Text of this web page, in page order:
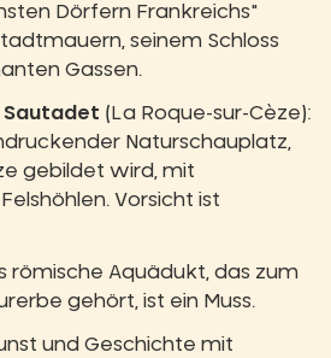
Dörfern Frankreichs"
seinem Schloss
Gassen.
Sautadet (La Roque-sur-Cèze):
Naturschauplatz,
gebildet wird, mit
Vorsicht ist
römische Aquädukt, das zum
gehört, ist ein Muss.
und Geschichte mit